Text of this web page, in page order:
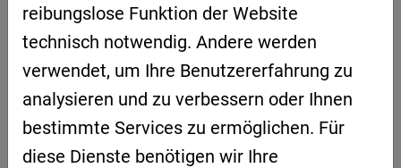
ab 20.00 Uhr: Get-Together
ANMELDUNG FÜRS PUBLIKUM>> HIER <<
Der Anmeldeschluss ist der 08. Juli.
BEWERBUNG FÜR START-UPS
reibungslose Funktion der Website
technisch notwendig. Andere werden
verwendet, um Ihre Benutzererfahrung zu
analysieren und zu verbessern oder Ihnen
bestimmte Services zu ermöglichen. Für
diese Dienste benötigen wir Ihre